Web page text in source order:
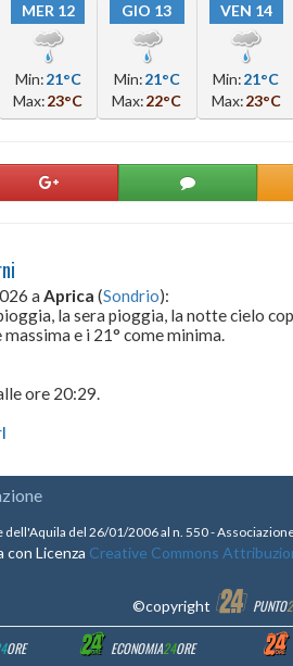
MER 12
Min:21°C
Max:23°C
GIO 13
Min:21°C
Max:22°C
VEN 14
Min:21°C
Max:23°C
a Aprica (Sondrio):
la sera pioggia, la notte cielo
e i 21° come minima.
ore 20:29.
del 26/01/2006 al n. 550 -
Licenza Creative Commons
©copyright
PUNTO
ORE ECONOMIA24ORE